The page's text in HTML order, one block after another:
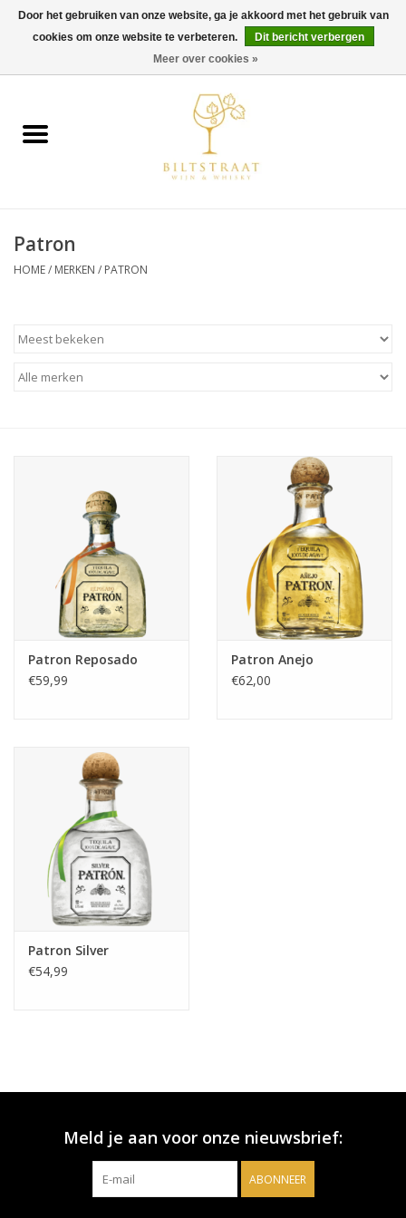
0 Artikelen - €0,00
Wijn
Gin & Tonic
Gedestilleerd
Relatiegeschenken
Patron
HOME/ MERKEN / PATRON
Patron Reposado
€59,99
Patron Anejo
€62,00
Patron Silver
€54,99
Meld je aan voor onze nieuwsbrief:
ABONNEER
Door het gebruiken van onze website, ga je akkoord met het gebruik van
cookies om onze website te verbeteren.
Dit bericht verbergen
Meer over cookies »